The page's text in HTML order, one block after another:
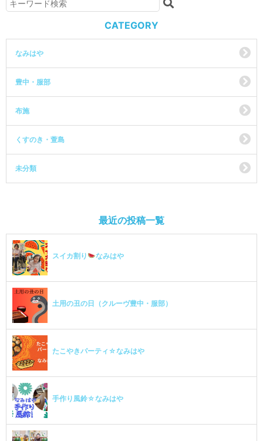
CATEGORY
なみはや
豊中・服部
布施
くすのき・萱島
未分類
最近の投稿一覧
スイカ割り なみはや
土用の丑の日（クルーヴ豊中・服部）
たこやきパーティ☆なみはや
手作り風鈴☆なみはや